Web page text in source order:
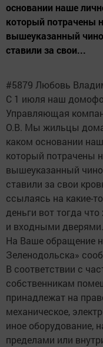
основании наше
который потрачены
вышеуказанный
ставили за свои...
#5879 Любовь
С 1 июля наш
Управляющая
О.В. Мы жильцы дома
каком основании
который потрачены
вышеуказанный
ставили за свои
ссылаясь на какие-
деньги вот тогда
и входными дверями.
На Ваше обращение
Зеленодольска»
В соответствии с
собственникам
принадлежат на
механическое,
иное оборудование,
пределами или